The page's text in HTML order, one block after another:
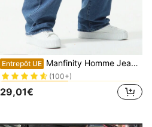
Entrepôt UE Manfinity Homme Jeans amples pour hommes grande taille, tenue quotidienne décontractée, jeans amples de lavage foncé uni, jeans cargo bleu marine lavé, pour mari, cadeau pour petit-ami
#2 BEST-SELLERS
(100+)
#2 BEST-SELLERS
#2 BEST-SELLERS
#2 BEST-SELLERS
de Rue Jeans grande taille pour hommes
29,01€